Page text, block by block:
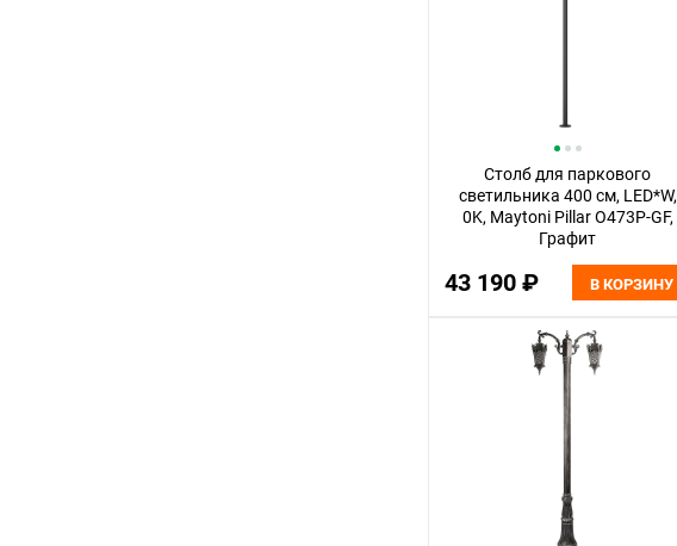
Столб для паркового
светильника 400 см, LED*W,
0K, Maytoni Pillar O473P-GF,
Графит
43 190 ₽ В КОРЗИНУ